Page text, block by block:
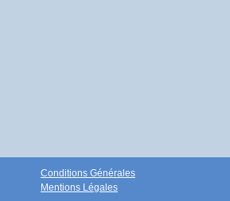
Conditions Générales
Mentions Légales